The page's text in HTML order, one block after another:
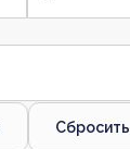
Сбросить